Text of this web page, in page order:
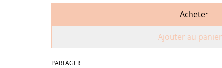
Acheter
Ajouter au panier
PARTAGER